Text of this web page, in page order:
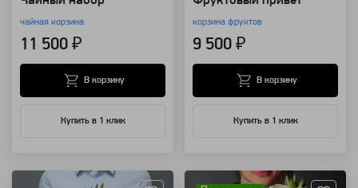
чайная корзина
11 500 ₽
Купить в 1 клик
В корзину
корзина фруктов
9 500 ₽
Купить в 1 клик
В корзину